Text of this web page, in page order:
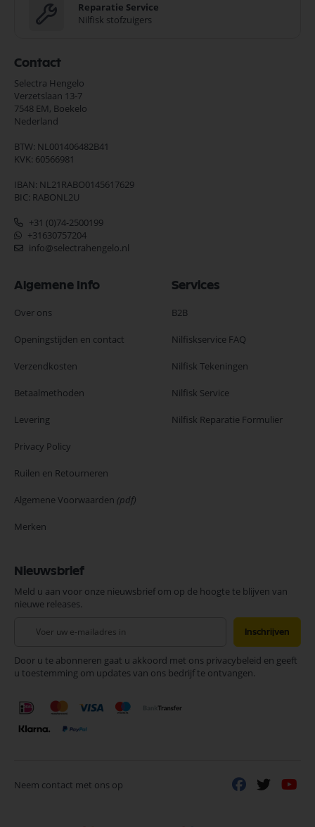
Reparatie Service
Nilfisk stofzuigers
Contact
Selectra Hengelo
Verzetslaan 13-7
7548 EM, Boekelo
Nederland
BTW: NL001406482B41
KVK: 60566981
IBAN: NL21RABO0145617629
BIC: RABONL2U
+31 (0)74-2500199
+31630757204
info@selectrahengelo.nl
Algemene Info
Over ons
Openingstijden en contact
Verzendkosten
Betaalmethoden
Levering
Privacy Policy
Ruilen en Retourneren
Algemene Voorwaarden (pdf)
Merken
Services
B2B
Nilfiskservice FAQ
Nilfisk Tekeningen
Nilfisk Service
Nilfisk Reparatie Formulier
Nieuwsbrief
Meld u aan voor onze nieuwsbrief om op de hoogte te blijven van
nieuwe releases.
onze
nieuwsbrief
Inschrijven
Door u te abonneren gaat u akkoord met ons privacybeleid en geeft
u toestemming om updates van ons bedrijf te ontvangen.
Neem contact met ons op